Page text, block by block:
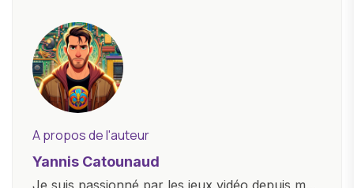
A propos de l'auteur
Yannis Catounaud
Je suis passionné par les jeux vidéo depuis mon